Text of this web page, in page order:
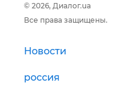
© 2026, Диалог.ua
Все права защищены.
Новости
россия